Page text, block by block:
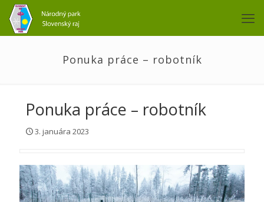
Ponuka práce – robotník
Ponuka práce – robotník
3. januára 2023